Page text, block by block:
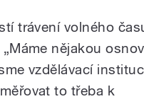
trávení volného
nějakou
vzdělávací
to třeba k